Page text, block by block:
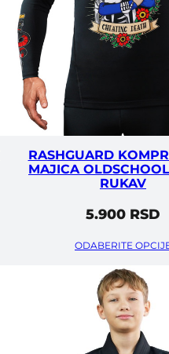
RASHGUARD
MAJICA
RUKAV
5.900 RSD
ODABERITE